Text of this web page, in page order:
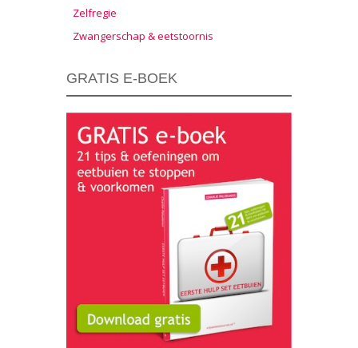
Zelfregie
Zwangerschap & eetstoornis
GRATIS E-BOEK